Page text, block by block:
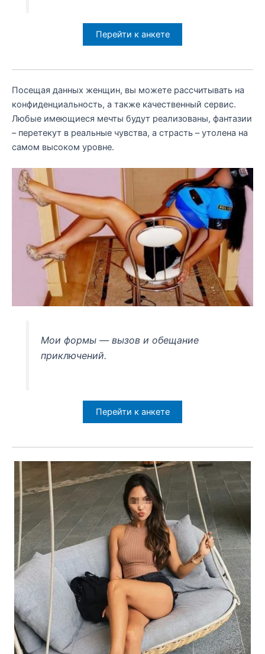
Перейти к анкете
Посещая данных женщин, вы можете рассчитывать на
конфиденциальность, а также качественный сервис.
Любые имеющиеся мечты будут реализованы, фантазии
– перетекут в реальные чувства, а страсть – утолена на
самом высоком уровне.
Мои формы — вызов и обещание
приключений.
Перейти к анкете